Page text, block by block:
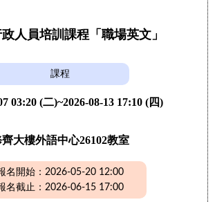
人員培訓課程「職場英文」
課程
03:20 (二)~2026-08-13 17:10 (四)
大樓外語中心26102教室
名開始：2026-05-20 12:00
名截止：2026-06-15 17:00